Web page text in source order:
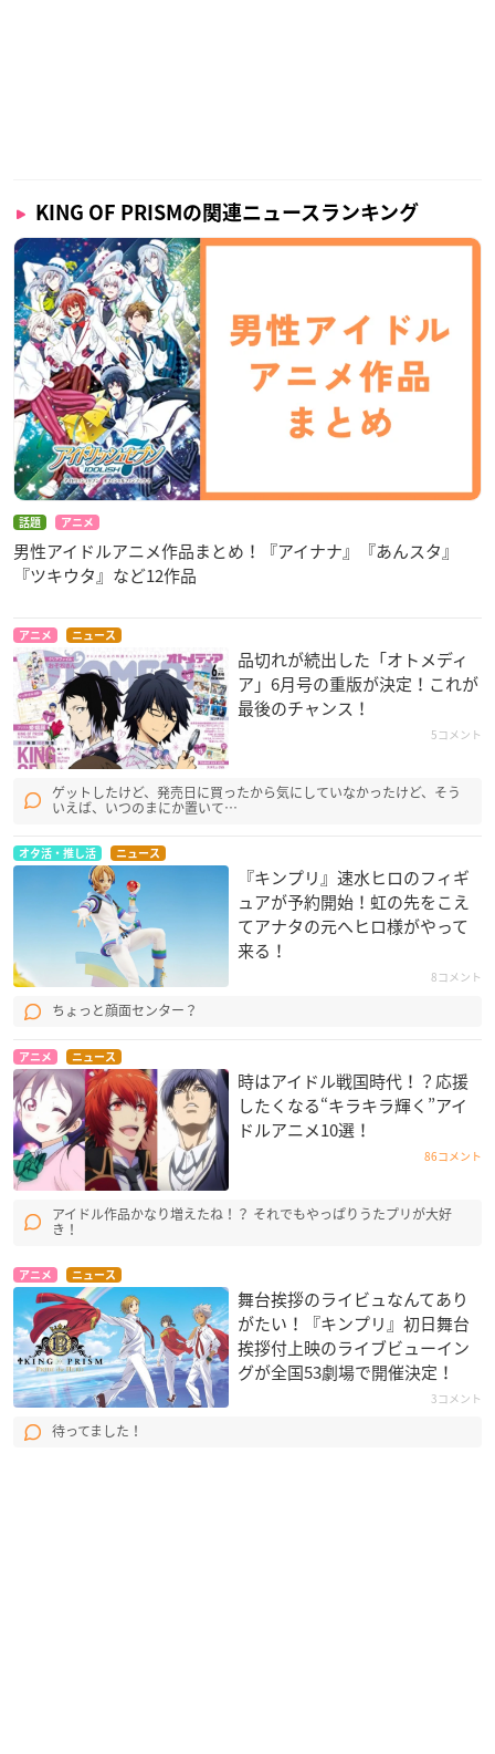
KING OF PRISMの関連ニュースランキング
話題 アニメ
男性アイドルアニメ作品まとめ！『アイナナ』『あんスタ』
『ツキウタ』など12作品
アニメ ニュース
品切れが続出した「オトメディ
ア」6月号の重版が決定！これが
最後のチャンス！
5コメント
ゲットしたけど、発売日に買ったから気にしていなかったけど、そう
いえば、いつのまにか置いて…
オタ活・推し活 ニュース
『キンプリ』速水ヒロのフィギ
ュアが予約開始！虹の先をこえ
てアナタの元へヒロ様がやって
来る！
8コメント
ちょっと顔面センター？
アニメ ニュース
時はアイドル戦国時代！？応援
したくなる“キラキラ輝く”アイ
ドルアニメ10選！
86コメント
アイドル作品かなり増えたね！？ それでもやっぱりうたプリが大好
き！
アニメ ニュース
舞台挨拶のライビュなんてあり
がたい！『キンプリ』初日舞台
挨拶付上映のライブビューイン
グが全国53劇場で開催決定！
3コメント
待ってました！